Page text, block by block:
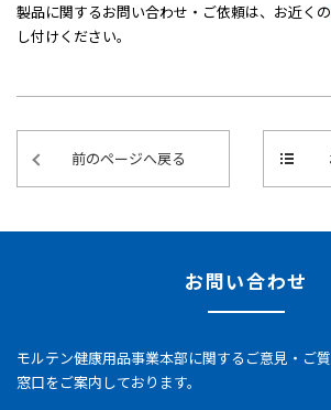
製品に関するお問い合わせ・ご依頼は、お近くの
し付けください。
前のページへ戻る
お問い合わせ
モルテン健康用品事業本部に関するご意見・ご
窓口をご案内しております。